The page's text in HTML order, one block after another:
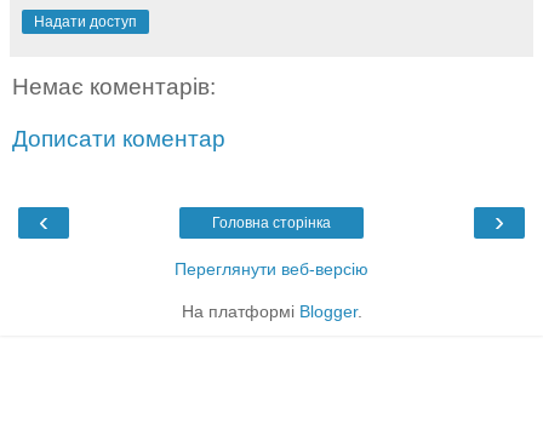
Надати доступ
Немає коментарів:
Дописати коментар
‹ ›
Головна сторінка
Переглянути веб-версію
На платформі Blogger.